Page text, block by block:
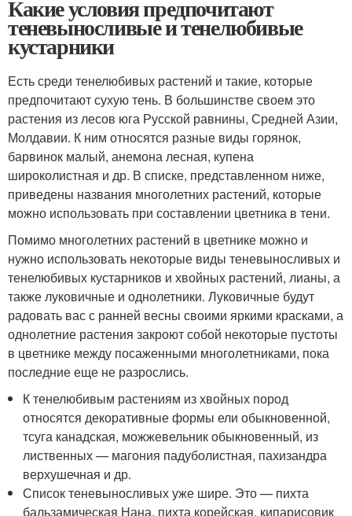
Какие условия предпочитают
теневыносливые и тенелюбивые
кустарники
Есть среди тенелюбивых растений и такие, которые
предпочитают сухую тень. В большинстве своем это
растения из лесов юга Русской равнины, Средней Азии,
Молдавии. К ним относятся разные виды горянок,
барвинок малый, анемона лесная, купена
широколистная и др. В списке, представленном ниже,
приведены названия многолетних растений, которые
можно использовать при составлении цветника в тени.
Помимо многолетних растений в цветнике можно и
нужно использовать некоторые виды теневыносливых и
тенелюбивых кустарников и хвойных растений, лианы, а
также луковичные и однолетники. Луковичные будут
радовать вас с ранней весны своими яркими красками, а
однолетние растения закроют собой некоторые пустоты
в цветнике между посаженными многолетниками, пока
последние еще не разрослись.
К тенелюбивым растениям из хвойных пород
относятся декоративные формы ели обыкновенной,
тсуга канадская, можжевельник обыкновенный, из
лиственных — магония падуболистная, пахизандра
верхушечная и др.
Список теневыносливых уже шире. Это — пихта
бальзамическая Нана, пихта корейская, кипарисовик